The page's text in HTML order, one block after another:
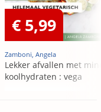
€ 5,99
Zamboni, Angela
Lekker afvallen met
koolhydraten : vega